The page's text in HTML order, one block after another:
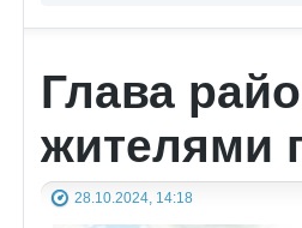
Глава
жителями
28.10.2024, 14:18